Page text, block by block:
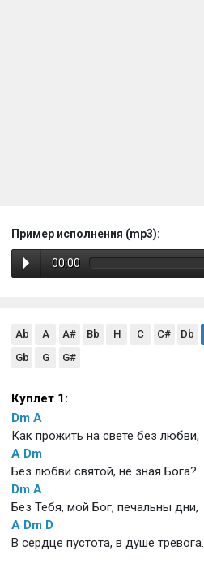
Пример исполнения (mp3):
00:00
Ab A A# Bb H C C# Db
Gb
G G#
Куплет 1:
Dm A
Как прожить на свете без любви,
A Dm
Без любви святой, не зная Бога?
Dm A
Без Тебя, мой Бог, печальны дни,
A Dm D
В сердце пустота, в душе тревога.